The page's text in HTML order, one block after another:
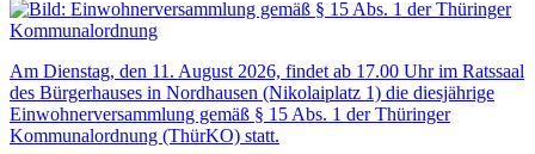
Am Dienstag, den 11. August 2026, findet ab 17.00 Uhr im Ratssaal
des Bürgerhauses in Nordhausen (Nikolaiplatz 1) die diesjährige
Einwohnerversammlung gemäß § 15 Abs. 1 der Thüringer
Kommunalordnung (ThürKO) statt.